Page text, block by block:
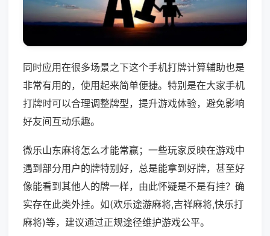
同时应用在很多场景之下这个手机打牌计算辅助也是
非常有用的，使用起来简单便捷。特别是在大家手机
打牌时可以合理调整牌型，提升游戏体验，避免影响
好友间互动乐趣。
微乐山东麻将怎么才能常赢；一些玩家反映在游戏中
遇到部分用户的牌特别好，总是能拿到好牌，甚至好
像能看到其他人的牌一样，由此怀疑是不是有挂？确
实存在此类外挂。如(欢乐途游麻将,吉祥麻将,快乐打
麻将)等，建议通过正规途径维护游戏公平。